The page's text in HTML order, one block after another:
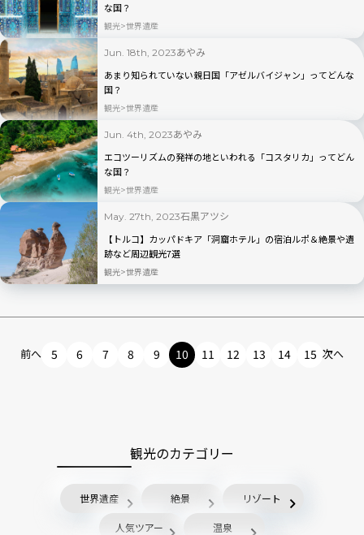
な国？
観光 世界遺産
Jun. 18th, 2023あやみ
あまり知られていない親日国「アゼルバイジャン」ってどんな
国？
観光 世界遺産
Jun. 4th, 2023あやみ
エコツーリズムの発祥の地といわれる「コスタリカ」ってどん
な国？
観光 世界遺産
May. 27th, 2023石黒アツシ
【トルコ】カッパドキア「洞窟ホテル」の宿泊ルポ＆絶景や遺
跡など周辺観光7選
観光 世界遺産
前へ 5 6 7 8 9 10 11 12 13 14 15 次へ
観光のカテゴリー
世界遺産 絶景 リゾート
人気ツアー 温泉